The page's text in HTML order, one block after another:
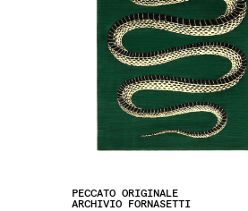
PECCATO ORIGINALE
ARCHIVIO FORNASETTI